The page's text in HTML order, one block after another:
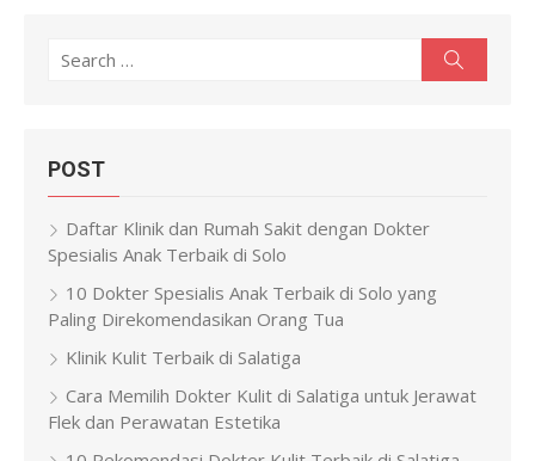
Search
POST
Daftar Klinik dan Rumah Sakit dengan Dokter
Spesialis Anak Terbaik di Solo
10 Dokter Spesialis Anak Terbaik di Solo yang
Paling Direkomendasikan Orang Tua
Klinik Kulit Terbaik di Salatiga
Cara Memilih Dokter Kulit di Salatiga untuk Jerawat
Flek dan Perawatan Estetika